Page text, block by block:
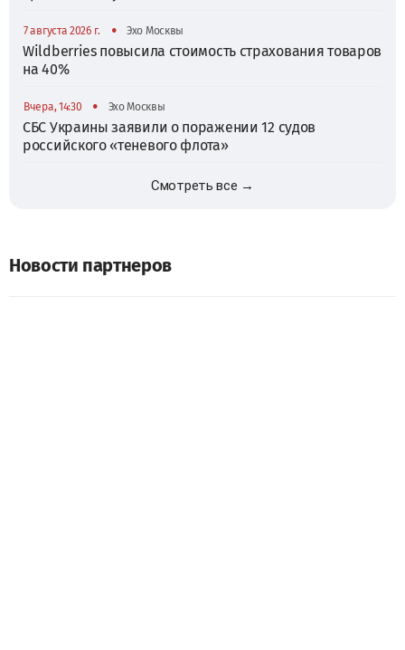
7 августа 2026 г. • Эхо Москвы
Wildberries повысила стоимость страхования товаров
на 40%
Вчера, 14:30 • Эхо Москвы
СБС Украины заявили о поражении 12 судов
российского «теневого флота»
Смотреть все →
Новости партнеров